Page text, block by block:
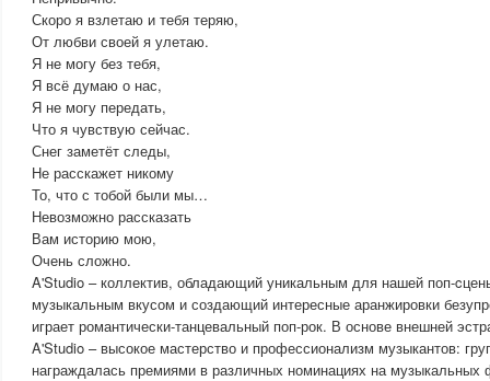
Скоро я взлетаю и тебя теряю,
От любви своей я улетаю.
Я не могу без тебя,
Я всё думаю о нас,
Я не могу передать,
Что я чувствую сейчас.
Снег заметёт следы,
Не расскажет никому
То, что с тобой были мы…
Невозможно рассказать
Вам историю мою,
Очень сложно.
A'Studio – коллектив, обладающий уникальным для нашей поп-
музыкальным вкусом и создающий интересные аранжировки
играет романтически-танцевальный поп-рок. В основе внешней
A'Studio – высокое мастерство и профессионализм музыкантов:
награждалась премиями в различных номинациях на музыкальных